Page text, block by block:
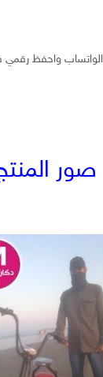
الواتساب واحفظ رقمي
صور